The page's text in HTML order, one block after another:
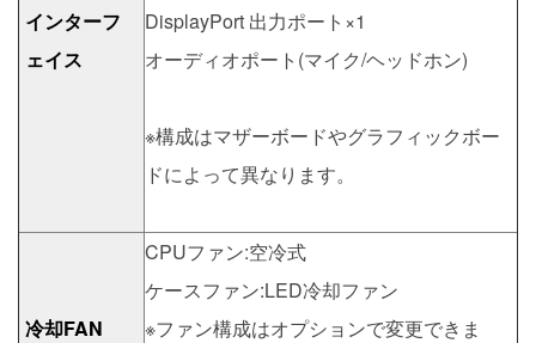
インターフ
ェイス
DisplayPort 出力ポート×1
オーディオポート(マイク/ヘッドホン)
※構成はマザーボードやグラフィックボー
ドによって異なります。
冷却FAN
CPUファン:空冷式
ケースファン:LED冷却ファン
※ファン構成はオプションで変更できま